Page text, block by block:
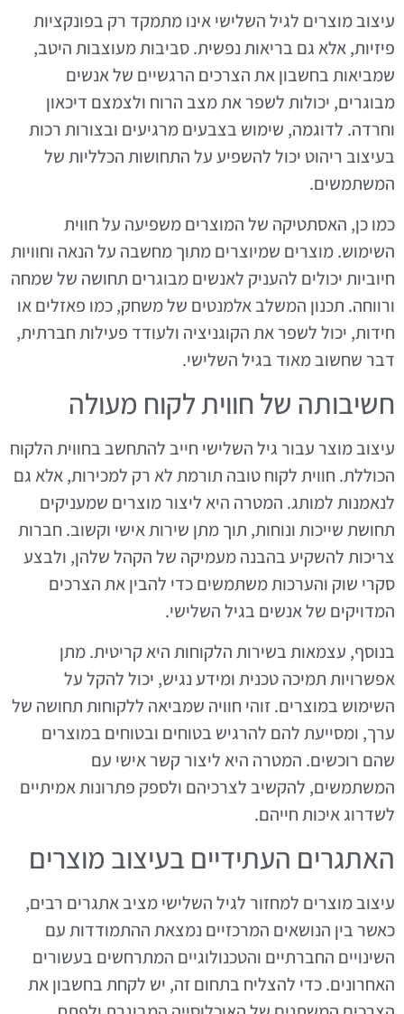
עיצוב מוצרים לגיל השלישי אינו מתמקד רק בפונקציות
פיזיות, אלא גם בריאות נפשית. סביבות מעוצבות היטב,
שמביאות בחשבון את הצרכים הרגשיים של אנשים
מבוגרים, יכולות לשפר את מצב הרוח ולצמצם דיכאון
וחרדה. לדוגמה, שימוש בצבעים מרגיעים ובצורות רכות
בעיצוב ריהוט יכול להשפיע על התחושות הכלליות של
המשתמשים.
כמו כן, האסתטיקה של המוצרים משפיעה על חווית
השימוש. מוצרים שמיוצרים מתוך מחשבה על הנאה וחוויות
חיוביות יכולים להעניק לאנשים מבוגרים תחושה של שמחה
ורווחה. תכנון המשלב אלמנטים של משחק, כמו פאזלים או
חידות, יכול לשפר את הקוגניציה ולעודד פעילות חברתית,
דבר שחשוב מאוד בגיל השלישי.
חשיבותה של חווית לקוח מעולה
עיצוב מוצר עבור גיל השלישי חייב להתחשב בחווית הלקוח
הכוללת. חווית לקוח טובה תורמת לא רק למכירות, אלא גם
לנאמנות למותג. המטרה היא ליצור מוצרים שמעניקים
תחושת שייכות ונוחות, תוך מתן שירות אישי וקשוב. חברות
צריכות להשקיע בהבנה מעמיקה של הקהל שלהן, ולבצע
סקרי שוק והערכות משתמשים כדי להבין את הצרכים
המדויקים של אנשים בגיל השלישי.
בנוסף, עצמאות בשירות הלקוחות היא קריטית. מתן
אפשרויות תמיכה טכנית ומידע נגיש, יכול להקל על
השימוש במוצרים. זוהי חוויה שמביאה ללקוחות תחושה של
ערך, ומסייעת להם להרגיש בטוחים ובטוחים במוצרים
שהם רוכשים. המטרה היא ליצור קשר אישי עם
המשתמשים, להקשיב לצרכיהם ולספק פתרונות אמיתיים
לשדרוג איכות חייהם.
האתגרים העתידיים בעיצוב מוצרים
עיצוב מוצרים למחזור לגיל השלישי מציב אתגרים רבים,
כאשר בין הנושאים המרכזיים נמצאת ההתמודדות עם
השינויים החברתיים והטכנולוגיים המתרחשים בעשורים
האחרונים. כדי להצליח בתחום זה, יש לקחת בחשבון את